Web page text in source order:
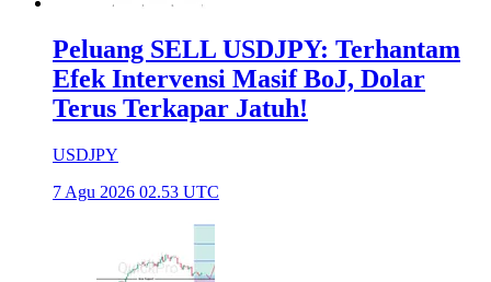
Peluang SELL USDJPY: Terhantam
Efek Intervensi Masif BoJ, Dolar
Terus Terkapar Jatuh!
USDJPY
7 Agu 2026 02.53 UTC